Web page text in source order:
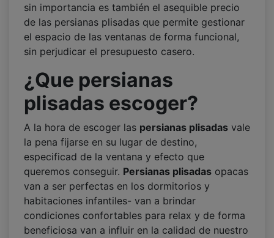
sin importancia es también el asequible precio
de las persianas plisadas que permite gestionar
el espacio de las ventanas de forma funcional,
sin perjudicar el presupuesto casero.
¿Que persianas
plisadas escoger?
A la hora de escoger las persianas plisadas vale
la pena fijarse en su lugar de destino,
especificad de la ventana y efecto que
queremos conseguir. Persianas plisadas opacas
van a ser perfectas en los dormitorios y
habitaciones infantiles- van a brindar
condiciones confortables para relax y de forma
beneficiosa van a influir en la calidad de nuestro